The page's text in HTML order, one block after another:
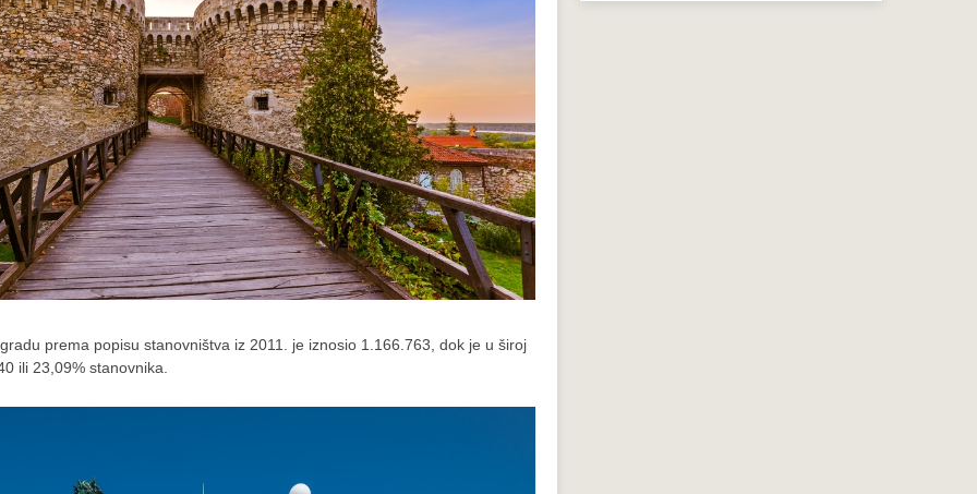
prema popisu stanovništva iz 2011. je iznosio 1.166.763, dok je u široj
ili 23,09% stanovnika.